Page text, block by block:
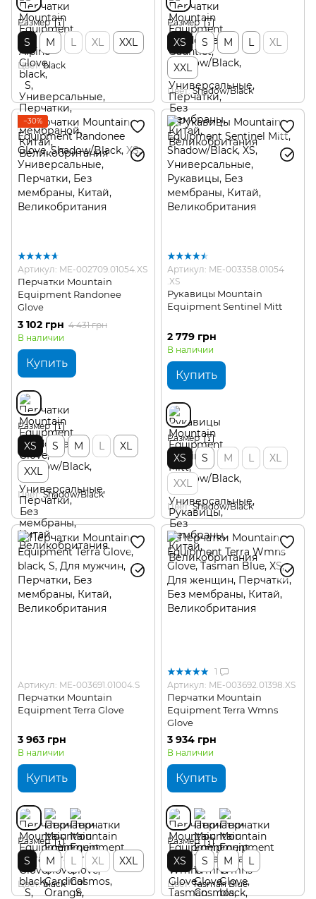
Размер
S M L XL XXL
Цвет black
Размер
XS S M L
XL
XXL
Цвет Shadow/Black
−30%
Артикул: ME-002709.01054.XS
Перчатки Mountain
Equipment Randonee
Glove
3 102 грн 4 431 грн
В наличии
Купить
Размер
XS S M L
XL
XXL
Цвет Shadow/Black
Артикул: ME-003358.01054
.XS
Рукавицы Mountain
Equipment Sentinel Mitt
2 779 грн
В наличии
Купить
Размер
XS S M L
XL
XXL
Цвет Shadow/Black
Артикул: ME-003691.01004.S
Перчатки Mountain
Equipment Terra Glove
3 963 грн
В наличии
Купить
Размер
S M L XL XXL
Цвет black
1
Артикул: ME-003692.01398.XS
Перчатки Mountain
Equipment Terra Wmns
Glove
3 934 грн
В наличии
Купить
Размер
XS S M L
Цвет Tasman Blue